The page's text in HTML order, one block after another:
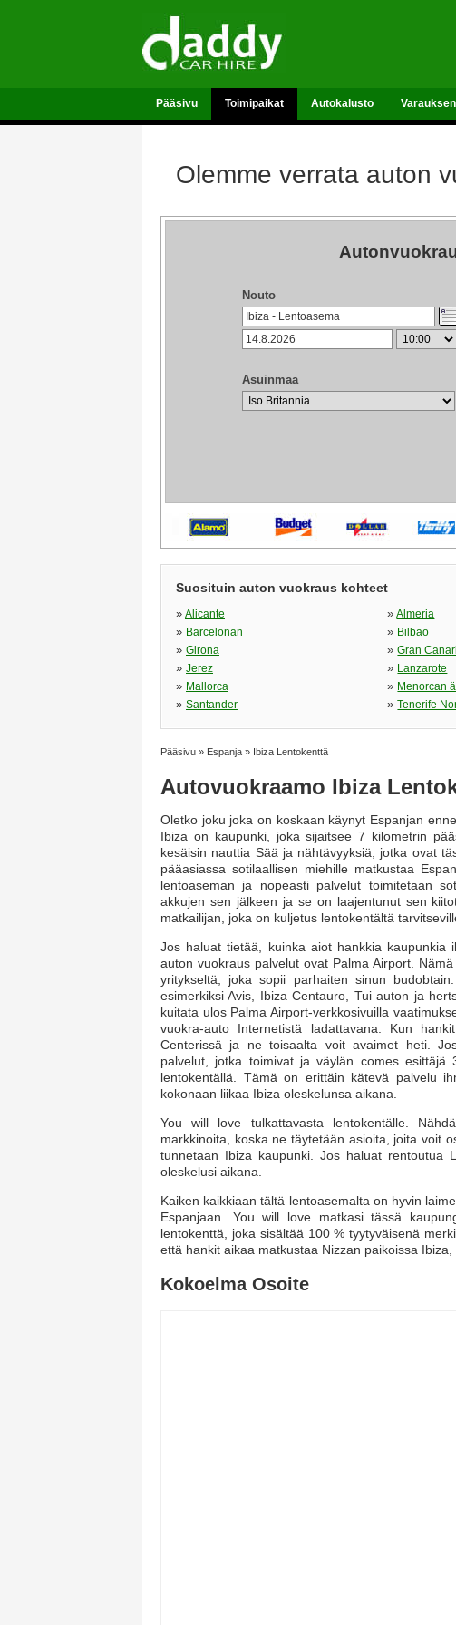
Pääsivu Toimipaikat Autokalusto
Olemme verrata auton
Nouto
Asuinmaa
Suosituin auton vuokraus kohteet
» Alicante »Almeria
» Barcelonan » Bilbao
» Girona »Gran
» Jerez » Lanzarote
» Mallorca » Menorcan ä
» Santander »Tenerife
Pääsivu » Espanja » Ibiza Lentokenttä
Autovuokraamo Ibiza
Oletko joku joka on koskaan käynyt Espanjan
Ibiza on kaupunki, joka sijaitsee 7 kilometrin
kesäisin nauttia Sää ja nähtävyyksiä, jotka ovat
pääasiassa sotilaallisen miehille matkustaa
lentoaseman ja nopeasti palvelut toimitetaan
akkujen sen jälkeen ja se on laajentunut sen
matkailijan, joka on kuljetus lentokentältä
Jos haluat tietää, kuinka aiot hankkia
auton vuokraus palvelut ovat Palma Airport.
yritykseltä, joka sopii parhaiten sinun
esimerkiksi Avis, Ibiza Centauro, Tui auton ja
kuitata ulos Palma Airport-verkkosivuilla
vuokra-auto Internetistä ladattavana. Kun
Centerissä ja ne toisaalta voit avaimet heti.
palvelut, jotka toimivat ja väylän comes
lentokentällä. Tämä on erittäin kätevä palvelu
kokonaan liikaa Ibiza oleskelunsa aikana.
You will love tulkattavasta lentokentälle.
markkinoita, koska ne täytetään asioita, joita voit
tunnetaan Ibiza kaupunki. Jos haluat rentoutua
oleskelusi aikana.
Kaiken kaikkiaan tältä lentoasemalta on hyvin
Espanjaan. You will love matkasi tässä
lentokenttä, joka sisältää 100 % tyytyväisenä
että hankit aikaa matkustaa Nizzan paikoissa
Kokoelma Osoite